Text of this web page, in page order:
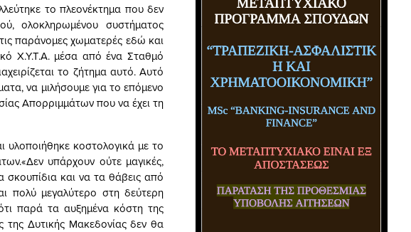
το πλεονέκτημα που δεν
ολοκληρωμένου συστήματος
παράνομες χωματερές εδώ και
Χ.Υ.Τ.Α. μέσα από ένα Σταθμό
το ζήτημα αυτό. Αυτό
να μιλήσουμε για το επόμενο
Απορριμμάτων που να έχει τη
κοστολογικά με το
υπάρχουν ούτε μαγικές,
σκουπίδια και να τα θάβεις από
πολύ μεγαλύτερο στη δεύτερη
παρά τα αυξημένα κόστη της
της Δυτικής Μακεδονίας δεν θα